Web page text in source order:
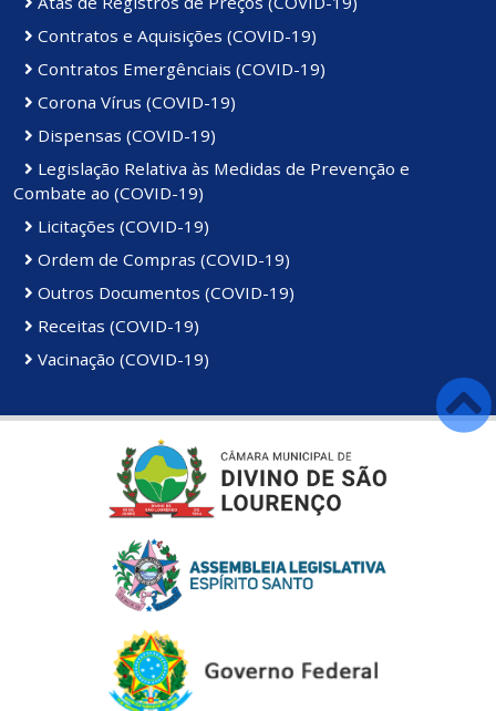
Contratos e Aquisições (COVID-19)
Contratos Emergênciais (COVID-19)
Corona Vírus (COVID-19)
Dispensas (COVID-19)
Legislação Relativa às Medidas de Prevenção e
Combate ao (COVID-19)
Licitações (COVID-19)
Ordem de Compras (COVID-19)
Outros Documentos (COVID-19)
Receitas (COVID-19)
Vacinação (COVID-19)